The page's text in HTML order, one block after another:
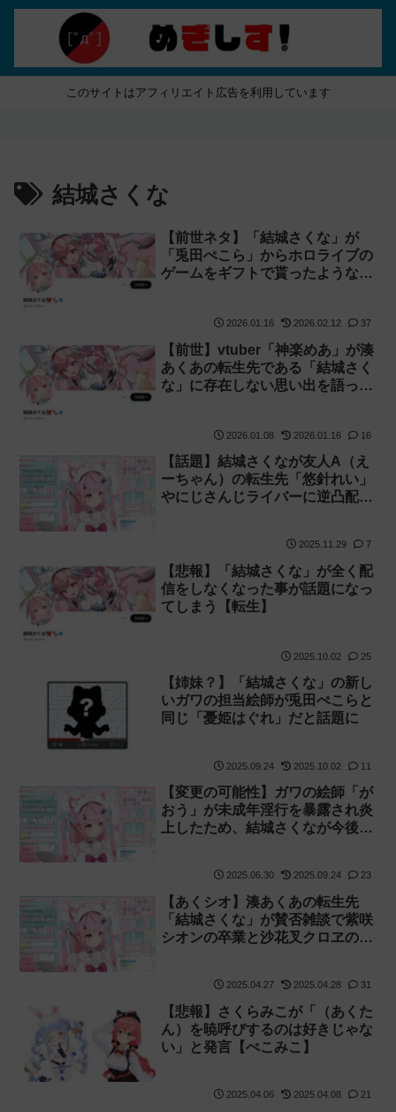
このサイトはアフィリエイト広告を利用しています
結城さくな
【前世ネタ】「結城さくな」が
「兎田ぺこら」からホロライブの
ゲームをギフトで貰ったような匂
2026.01.16 2026.02.12 37
【前世】vtuber「神楽めあ」が湊
あくあの転生先である「結城さく
な」に存在しない思い出を語って
2026.01.08 2026.01.16 16
【話題】結城さくなが友人A（え
ーちゃん）の転生先「悠針れい」
やにじさんじライバーに逆凸配
2025.11.29 7
【悲報】「結城さくな」が全く配
信をしなくなった事が話題になっ
てしまう【転生】
2025.10.02 25
【姉妹？】「結城さくな」の新し
いガワの担当絵師が兎田ぺこらと
同じ「憂姫はぐれ」だと話題に
2025.09.24 2025.10.02 11
【変更の可能性】ガワの絵師「が
おう」が未成年淫行を暴露され炎
上したため、結城さくなが今後の
2025.06.30 2025.09.24 23
【あくシオ】湊あくあの転生先
「結城さくな」が賛否雑談で紫咲
シオンの卒業と沙花叉クロヱの転
2025.04.27 2025.04.28 31
【悲報】さくらみこが「（あくた
ん）を暁呼びするのは好きじゃな
い」と発言【ぺこみこ】
2025.04.06 2025.04.08 21